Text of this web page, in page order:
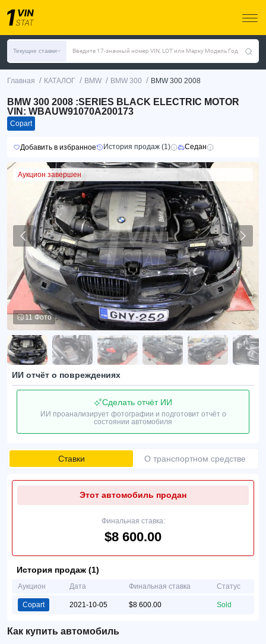
Текущие ставки Введите 17-значный номер VIN, LOT или Марку Модель Год
Главная / КАТАЛОГ / BMW / BMW 300 / BMW 300 2008
BMW 300 2008 :SERIES BLACK ELECTRIC MOTOR
VIN: WBAUW91070A200173
Copart
Добавить в избранное История продаж (1) Седан
Аукцион завершен
11 Фото
ИИ отчёт о повреждениях
Сделать отчёт ИИ
ИИ проанализирует фотографии и подготовит отчёт о
состоянии автомобиля
Ставки О транспортном средстве
Этот автомобиль продан
Финальная ставка:
$8 600.00
История продаж (1)
Аукцион Дата Финальная ставка Статус
Copart 2021-10-05 $8 600.00 Sold
Как купить автомобиль